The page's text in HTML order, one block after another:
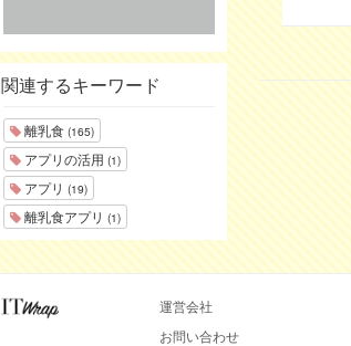
関連するキーワード
離乳食 (165)
アプリの活用 (1)
アプリ (19)
離乳食アプリ (1)
運営会社
お問い合わせ